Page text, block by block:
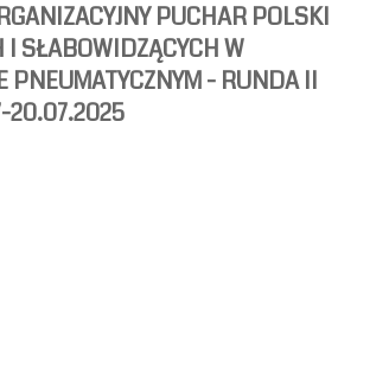
PUCHAR POLSKI
I SŁABOWIDZĄCYCH W
PNEUMATYCZNYM - RUNDA II
20.07.2025